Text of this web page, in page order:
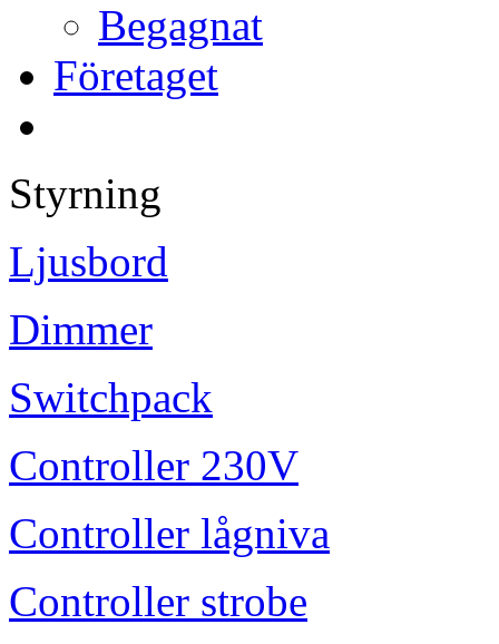
Begagnat
Företaget
Styrning
Ljusbord
Dimmer
Switchpack
Controller 230V
Controller lågniva
Controller strobe